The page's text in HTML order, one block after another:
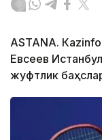
ASTANА.
Евсеев
жуфтлик